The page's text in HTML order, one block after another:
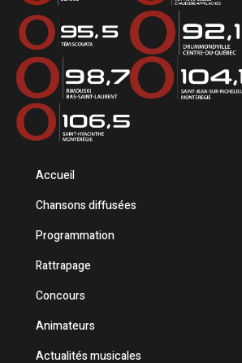
Accueil
Chansons diffusées
Programmation
Rattrapage
Concours
Animateurs
Actualités musicales